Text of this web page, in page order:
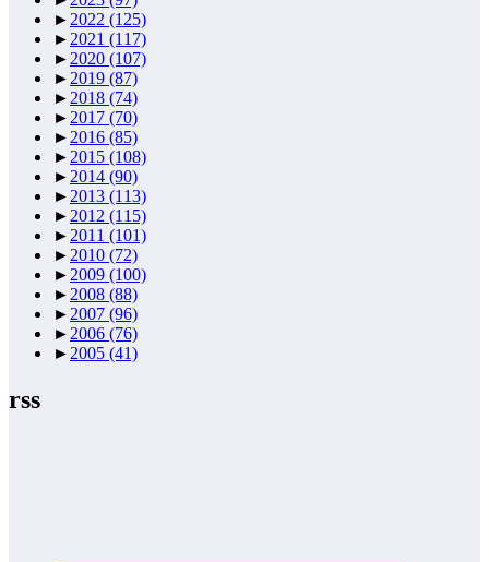
►2022 (125)
►2021 (117)
►2020 (107)
►2019 (87)
►2018 (74)
►2017 (70)
►2016 (85)
►2015 (108)
►2014 (90)
►2013 (113)
►2012 (115)
►2011 (101)
►2010 (72)
►2009 (100)
►2008 (88)
►2007 (96)
►2006 (76)
►2005 (41)
rss